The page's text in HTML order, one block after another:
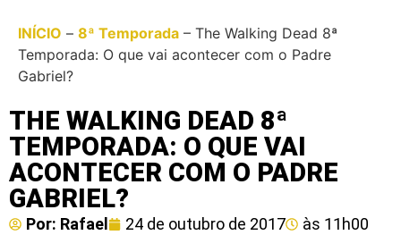
INÍCIO – 8ª Temporada – The Walking Dead 8ª
Temporada: O que vai acontecer com o Padre
Gabriel?
THE WALKING DEAD 8ª
TEMPORADA: O QUE VAI
ACONTECER COM O PADRE
GABRIEL?
Por: Rafael 24 de outubro de 2017 às 11h00